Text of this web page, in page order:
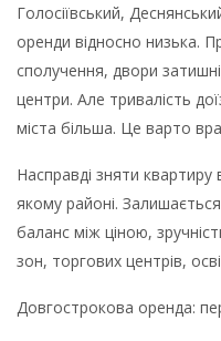
Голосіївський,
оренди відносно низька.
сполучення, двори
центри. Але тривалість
міста більша. Це варто
Насправді зняти
якому районі.
баланс між ціною,
зон, торгових центрів,
Довгострокова оренда: